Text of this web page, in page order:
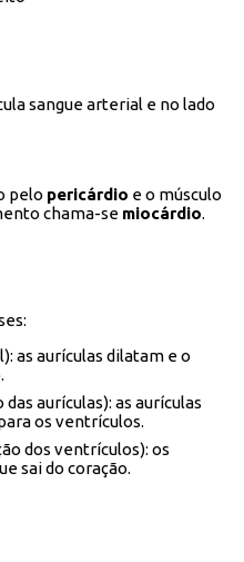
sangue arterial e no lado
pelo pericárdio e o músculo
chama-se miocárdio.
as aurículas dilatam e o
aurículas): as aurículas
os ventrículos.
dos ventrículos): os
sai do coração.